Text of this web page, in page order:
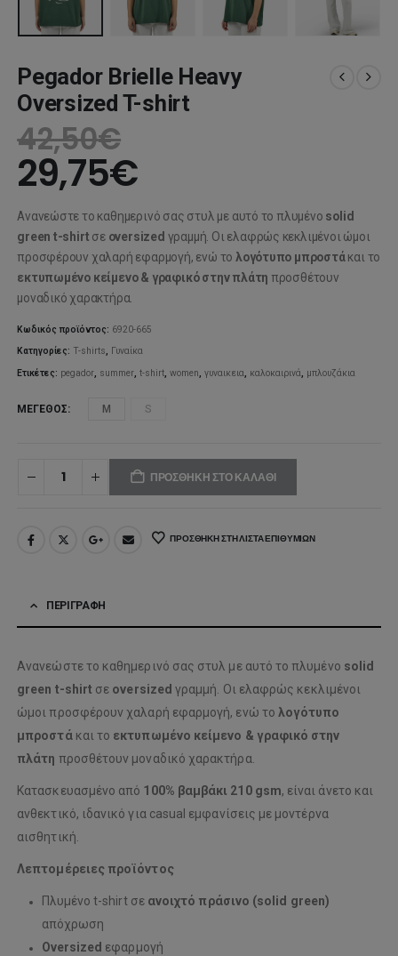
Pegador Brielle Heavy
Oversized T-shirt
42,50€
29,75€
Ανανεώστε το καθημερινό σας στυλ με αυτό το πλυμένο solid
green t-shirt σε oversized γραμμή. Οι ελαφρώς κεκλιμένοι ώμοι
προσφέρουν χαλαρή εφαρμογή, ενώ το λογότυπο μπροστάκαι το
εκτυπωμένο κείμενο & γραφικό στην πλάτη προσθέτουν
μοναδικό χαρακτήρα.
Κωδικός προϊόντος: 6920-665
Κατηγορίες: T-shirts, Γυναίκα
Ετικέτες: pegador, summer,t-shirt,women,γυναικεια, καλοκαιρινά, μπλουζάκια
ΜΈΓΕΘΟΣ M S
ΠΡΟΣΘΉΚΗ ΣΤΟ ΚΑΛΆΘΙ
ΠΡΟΣΘΉΚΗ ΣΤΗ ΛΊΣΤΑ ΕΠΙΘΥΜΙΏΝ
ΠΕΡΙΓΡΑΦΉ
Ανανεώστε το καθημερινό σας στυλ με αυτό το πλυμένο solid
green t-shirt σε oversized γραμμή. Οι ελαφρώς κεκλιμένοι
ώμοι προσφέρουν χαλαρή εφαρμογή, ενώ το λογότυπο
μπροστάκαι το εκτυπωμένο κείμενο & γραφικό στην
πλάτη προσθέτουν μοναδικό χαρακτήρα.
Κατασκευασμένο από 100% βαμβάκι 210 gsm, είναι άνετο και
ανθεκτικό, ιδανικό για casual εμφανίσεις με μοντέρνα
αισθητική.
Λεπτομέρειες προϊόντος
Πλυμένο t-shirt σε ανοιχτό πράσινο (solid green)
απόχρωση
Oversized εφαρμογή